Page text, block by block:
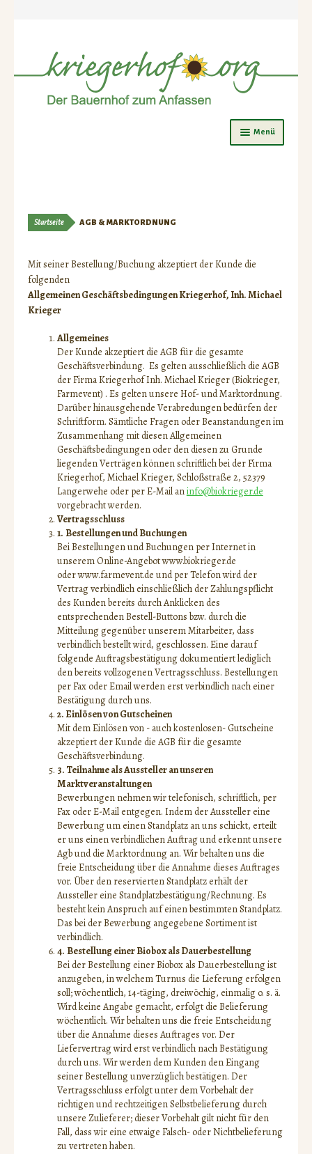
Menü
Jahreskurse
Kürbismarkt
Kürbismarkt Programm
Schulobst/Schulmilch
Startseite AGB & MARKTORDNUNG
Mit seiner Bestellung/Buchung akzeptiert der Kunde die
folgenden
Allgemeinen Geschäftsbedingungen Kriegerhof, Inh. Michael
Krieger
Allgemeines
Der Kunde akzeptiert die AGB für die gesamte
Geschäftsverbindung. Es gelten ausschließlich die AGB
der Firma Kriegerhof Inh. Michael Krieger (Biokrieger,
Farmevent) . Es gelten unsere Hof- und Marktordnung.
Darüber hinausgehende Verabredungen bedürfen der
Schriftform. Sämtliche Fragen oder Beanstandungen im
Zusammenhang mit diesen Allgemeinen
Geschäftsbedingungen oder den diesen zu Grunde
liegenden Verträgen können schriftlich bei der Firma
Kriegerhof, Michael Krieger, Schloßstraße 2, 52379
Langerwehe oder per E-Mail aninfo@biokrieger.de
vorgebracht werden.
Vertragsschluss
1. Bestellungen und Buchungen
Bei Bestellungen und Buchungen per Internet in
unserem Online-Angebot www.biokrieger.de
oder www.farmevent.de und per Telefon wird der
Vertrag verbindlich einschließlich der Zahlungspflicht
des Kunden bereits durch Anklicken des
entsprechenden Bestell-Buttons bzw. durch die
Mitteilung gegenüber unserem Mitarbeiter, dass
verbindlich bestellt wird, geschlossen. Eine darauf
folgende Auftragsbestätigung dokumentiert lediglich
den bereits vollzogenen Vertragsschluss. Bestellungen
per Fax oder Email werden erst verbindlich nach einer
Bestätigung durch uns.
2. Einlösen von Gutscheinen
Mit dem Einlösen von - auch kostenlosen- Gutscheine
akzeptiert der Kunde die AGB für die gesamte
Geschäftsverbindung.
3. Teilnahme als Aussteller an unseren
Marktveranstaltungen
Bewerbungen nehmen wir telefonisch, schriftlich, per
Fax oder E-Mail entgegen. Indem der Aussteller eine
Bewerbung um einen Standplatz an uns schickt, erteilt
er uns einen verbindlichen Auftrag und erkennt unsere
Agb und die Marktordnung an. Wir behalten uns die
freie Entscheidung über die Annahme dieses Auftrages
vor. Über den reservierten Standplatz erhält der
Aussteller eine Standplatzbestätigung/Rechnung. Es
besteht kein Anspruch auf einen bestimmten Standplatz.
Das bei der Bewerbung angegebene Sortiment ist
verbindlich.
4. Bestellung einer Biobox als Dauerbestellung
Bei der Bestellung einer Biobox als Dauerbestellung ist
anzugeben, in welchem Turnus die Lieferung erfolgen
soll; wöchentlich, 14-täging, dreiwöchig, einmalig o. s. ä.
Wird keine Angabe gemacht, erfolgt die Belieferung
wöchentlich. Wir behalten uns die freie Entscheidung
über die Annahme dieses Auftrages vor. Der
Liefervertrag wird erst verbindlich nach Bestätigung
durch uns. Wir werden dem Kunden den Eingang
seiner Bestellung unverzüglich bestätigen. Der
Vertragsschluss erfolgt unter dem Vorbehalt der
richtigen und rechtzeitigen Selbstbelieferung durch
unsere Zulieferer; dieser Vorbehalt gilt nicht für den
Fall, dass wir eine etwaige Falsch- oder Nichtbelieferung
zu vertreten haben.